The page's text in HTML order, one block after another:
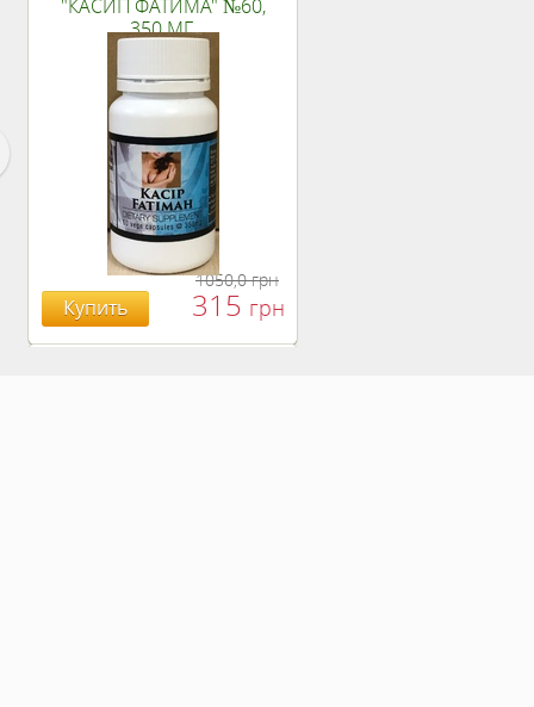
"КАСИП ФАТИМА" №60,
350 МГ.
Купить
1050,0грн
315 грн